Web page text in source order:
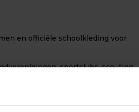
en officiële schoolkleding voor
sportclubs, scouting
pretparken,